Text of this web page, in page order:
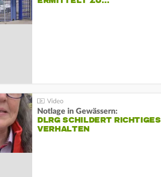
Notlage in Gewässern:
DLRG SCHILDERT RICHTIGES
VERHALTEN